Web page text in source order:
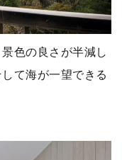
色の良さが半減し
て海が一望できる